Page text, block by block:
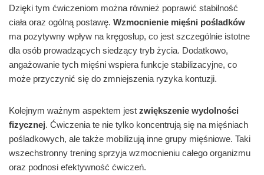
Dzięki tym ćwiczeniom można również poprawić stabilność
ciała oraz ogólną postawę. Wzmocnienie mięśni pośladków
ma pozytywny wpływ na kręgosłup, co jest szczególnie istotne
dla osób prowadzących siedzący tryb życia. Dodatkowo,
angażowanie tych mięśni wspiera funkcje stabilizacyjne, co
może przyczynić się do zmniejszenia ryzyka kontuzji.
Kolejnym ważnym aspektem jest zwiększenie wydolności
fizycznej. Ćwiczenia te nie tylko koncentrują się na mięśniach
pośladkowych, ale także mobilizują inne grupy mięśniowe. Taki
wszechstronny trening sprzyja wzmocnieniu całego organizmu
oraz podnosi efektywność ćwiczeń.